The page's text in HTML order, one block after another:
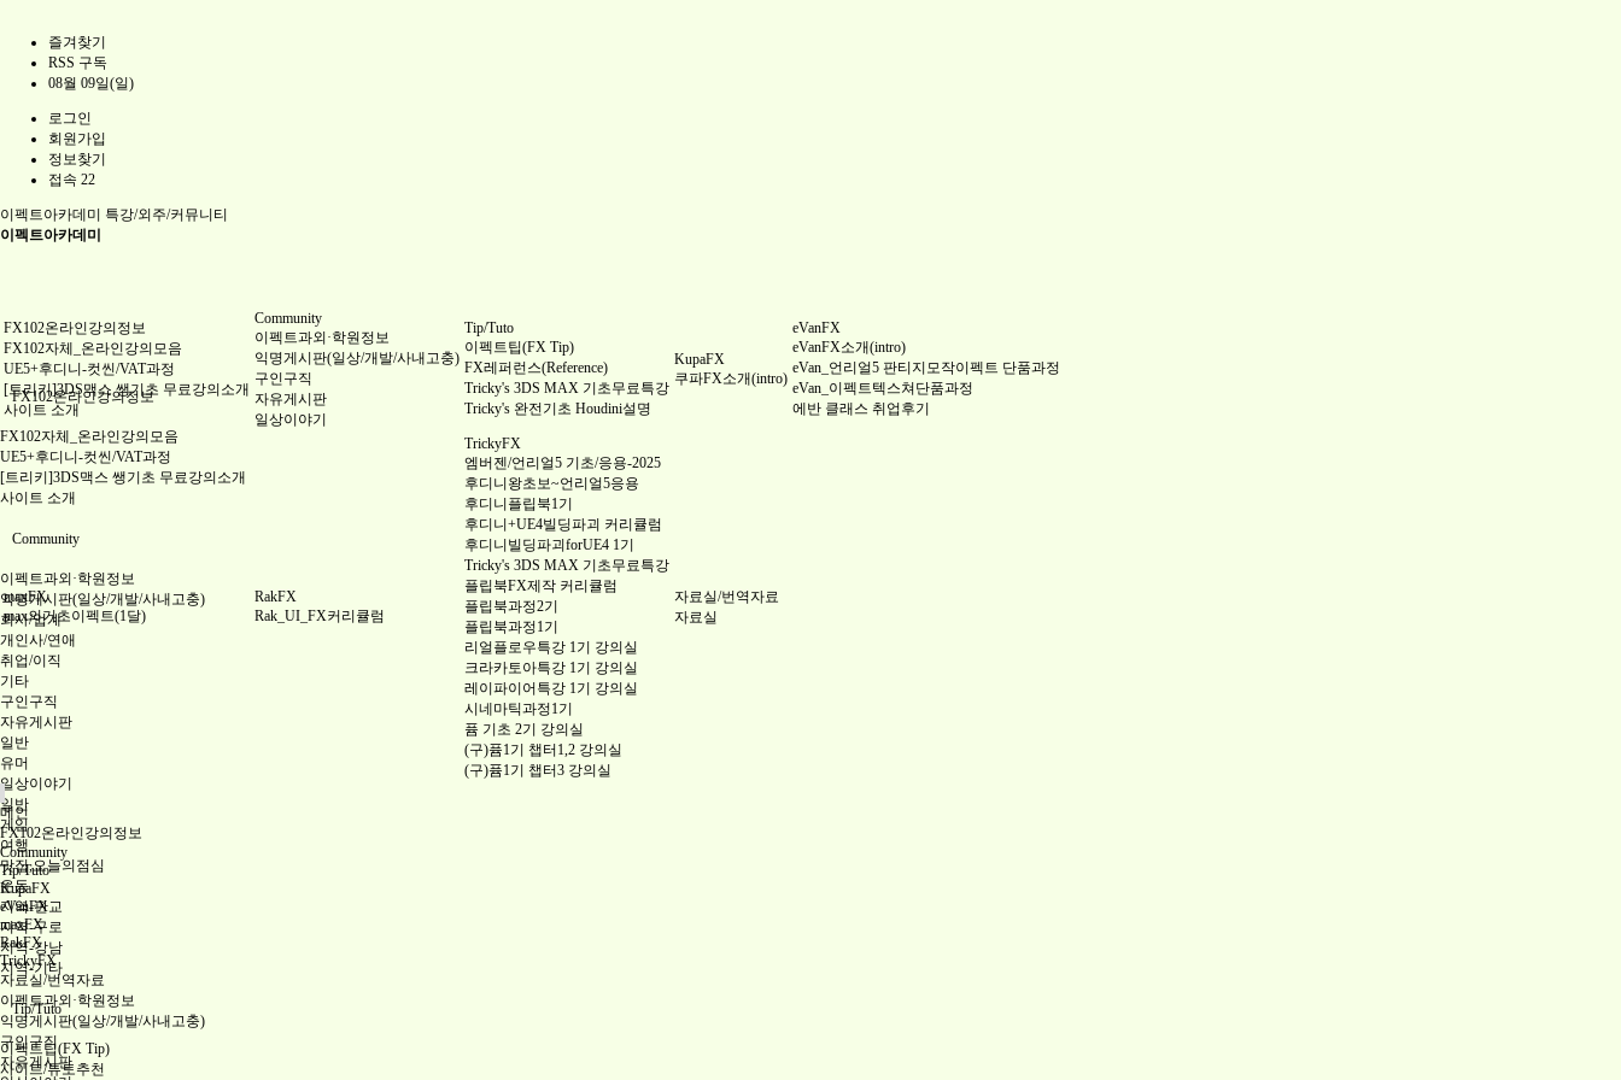
즐겨찾기
RSS 구독
08월 09일(일)
로그인
회원가입
정보찾기
접속 22
이펙트아카데미
특강/외주/커뮤니티
이펙트아카데미
FX102온라인강의정보
FX102자체_온라인강의모음
UE5+후디니-컷씬/VAT과정
[트리키]3DS맥스 쌩기초 무료강의소개
사이트 소개
Community
이펙트과외·학원정보
익명게시판(일상/개발/사내고충)
회사/업계
개인사/연애
취업/이직
기타
구인구직
자유게시판
일반
유머
일상이야기
일반
게임
여행
맛집,오늘의점심
운동
지역-판교
지역-구로
지역-강남
지역-기타
Tip/Tuto
이펙트팁(FX Tip)
사이트/튜토추천
FX102온라인강의정보
FX102자체_온라인강의모음
UE5+후디니-컷씬/VAT과정
[트리키]3DS맥스 쌩기초 무료강의소개
사이트 소개
Community
이펙트과외·학원정보
익명게시판(일상/개발/사내고충)
구인구직
자유게시판
일상이야기
Tip/Tuto
이펙트팁(FX Tip)
FX레퍼런스(Reference)
Tricky's 3DS MAX 기초무료특강
Tricky's 완전기초 Houdini설명
KupaFX
쿠파FX소개(intro)
eVanFX
eVanFX소개(intro)
eVan_언리얼5 판티지모작이펙트 단품과정
eVan_이펙트텍스쳐단품과정
에반 클래스 취업후기
maxFX
max의기초이펙트(1달)
RakFX
Rak_UI_FX커리큘럼
TrickyFX
엠버젠/언리얼5 기초/응용-2025
후디니왕초보~언리얼5응용
후디니플립북1기
후디니+UE4빌딩파괴 커리큘럼
후디니빌딩파괴forUE4 1기
Tricky's 3DS MAX 기초무료특강
플립북FX제작 커리큘럼
플립북과정2기
플립북과정1기
리얼플로우특강 1기 강의실
크라카토아특강 1기 강의실
레이파이어특강 1기 강의실
시네마틱과정1기
퓸 기초 2기 강의실
(구)퓸1기 챕터1,2 강의실
(구)퓸1기 챕터3 강의실
자료실/번역자료
자료실
메인
FX102온라인강의정보
Community
Tip/Tuto
KupaFX
eVanFX
maxFX
RakFX
TrickyFX
자료실/번역자료
이펙트과외·학원정보
익명게시판(일상/개발/사내고충)
구인구직
자유게시판